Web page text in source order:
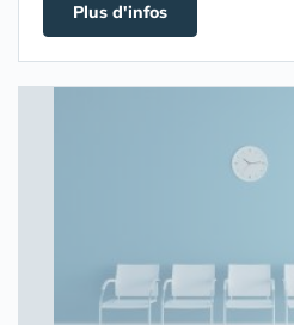
Plus d'infos